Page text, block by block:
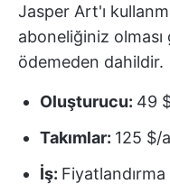
Jasper Art'ı
aboneliğiniz
ödemeden dahildir.
Oluşturucu: 49
Takımlar: 125 $/
İş: